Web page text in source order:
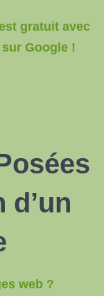
gratuit avec
Google !
d’un
web ?